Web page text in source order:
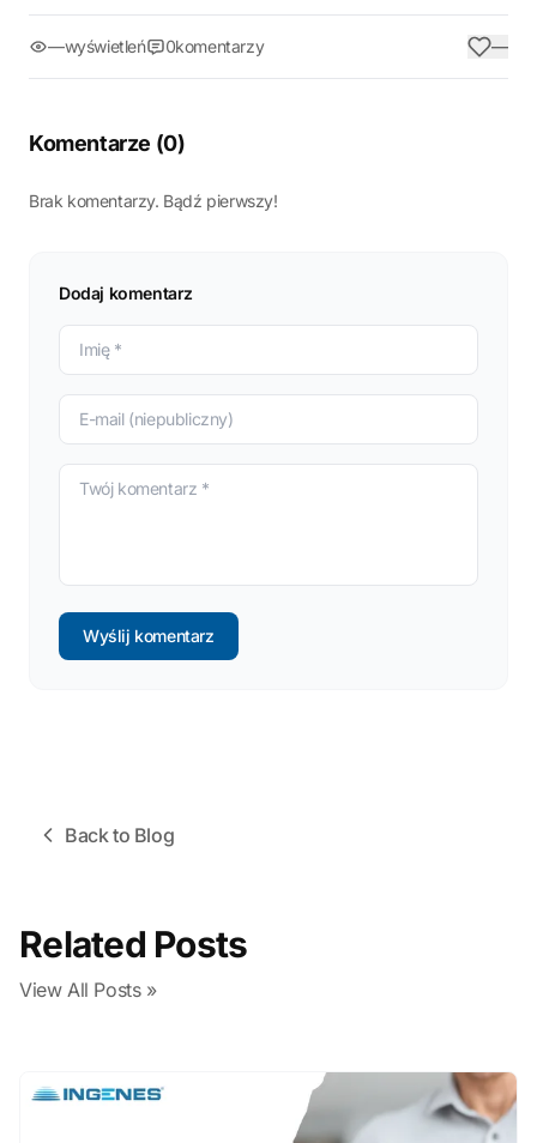
—wyświetleń 0komentarzy —
Komentarze (0)
Brak komentarzy. Bądź pierwszy!
Dodaj komentarz
Wyślij komentarz
Back to Blog
Related Posts
View All Posts »